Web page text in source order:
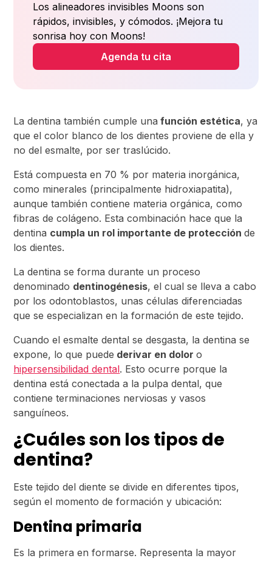
Los alineadores invisibles Moons son
rápidos, invisibles, y cómodos. ¡Mejora tu
sonrisa hoy con Moons!
Agenda tu cita
La dentina también cumple una función estética, ya
que el color blanco de los dientes proviene de ella y
no del esmalte, por ser traslúcido.
Está compuesta en 70 % por materia inorgánica,
como minerales (principalmente hidroxiapatita),
aunque también contiene materia orgánica, como
fibras de colágeno. Esta combinación hace que la
dentina cumpla un rol importante de protecciónde
los dientes.
La dentina se forma durante un proceso
denominado dentinogénesis, el cual se lleva a cabo
por los odontoblastos, unas células diferenciadas
que se especializan en la formación de este tejido.
Cuando el esmalte dental se desgasta, la dentina se
expone, lo que puede derivar en doloro
hipersensibilidad dental. Esto ocurre porque la
dentina está conectada a la pulpa dental, que
contiene terminaciones nerviosas y vasos
sanguíneos.
¿Cuáles son los tipos de
dentina?
Este tejido del diente se divide en diferentes tipos,
según el momento de formación y ubicación:
Dentina primaria
Es la primera en formarse. Representa la mayor